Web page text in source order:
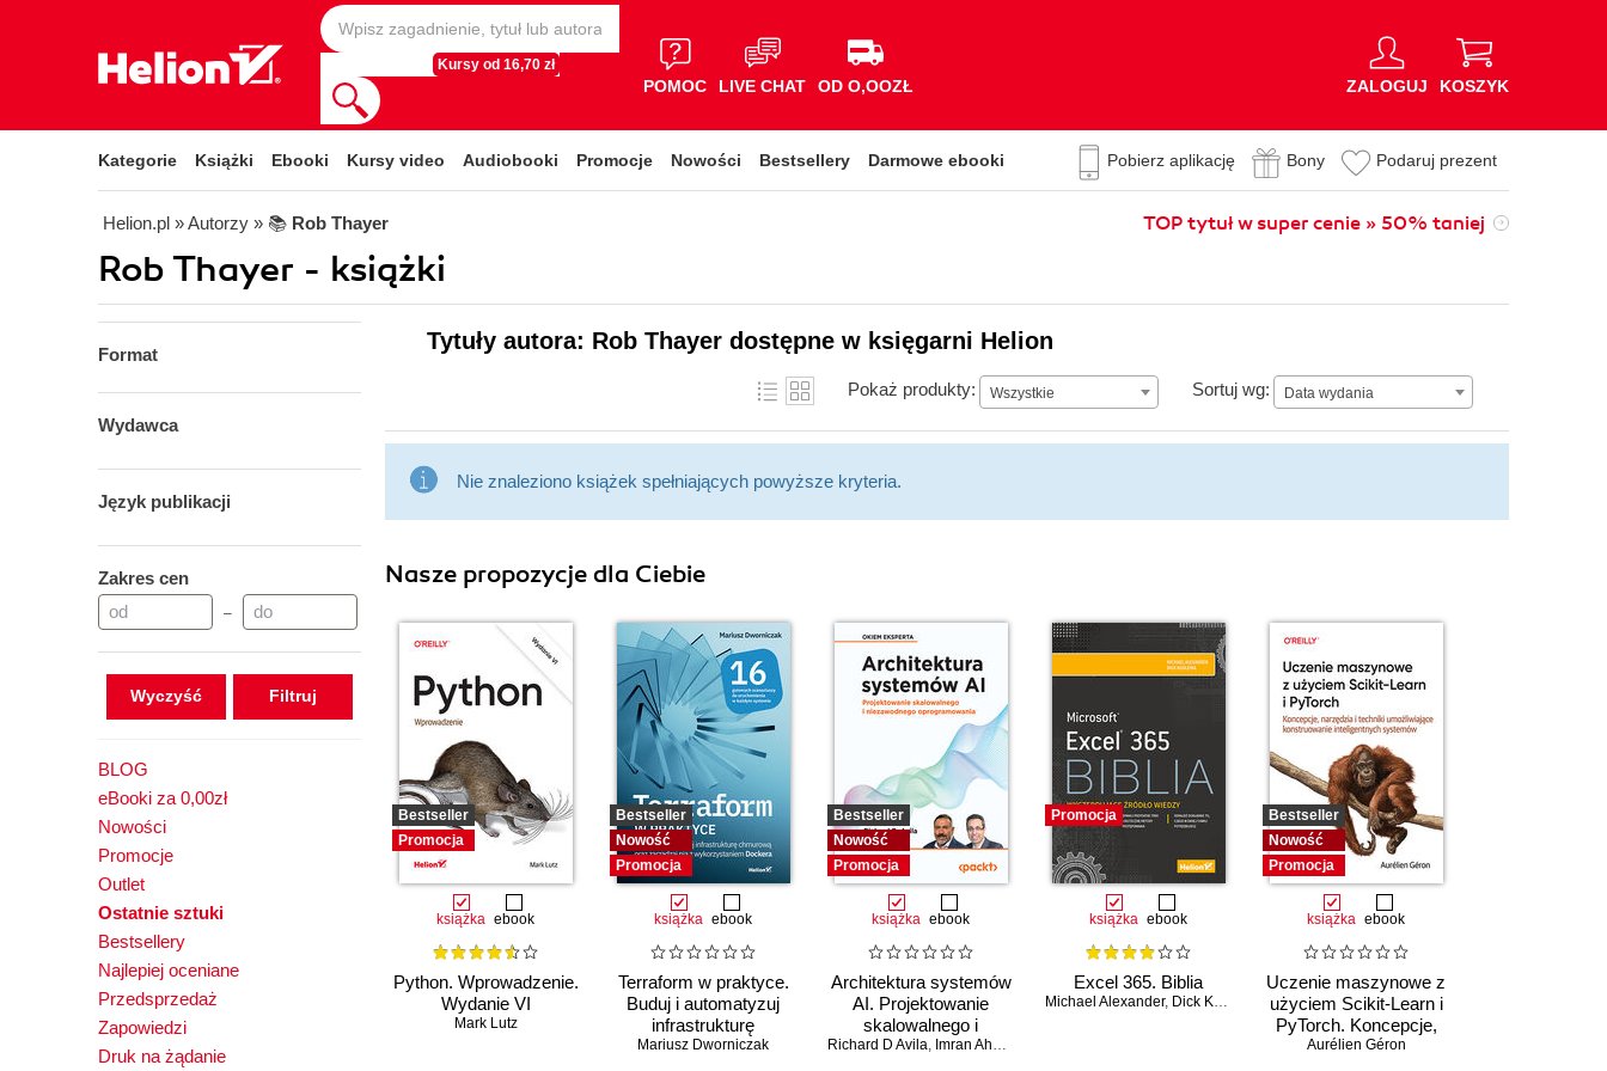
Kursy od 16,70 zł
POMOC LIVE CHAT OD O,OOZŁ ZALOGUJ KOSZYK
Kategorie Książki Ebooki Kursy video Audiobooki Promocje Nowości Bestsellery Darmowe ebooki Pobierz aplikację Bony Podaruj prezent
Helion.pl » Autorzy » 📚 Rob Thayer TOP tytuł w super cenie » 50% taniej
Rob Thayer - książki
Format
Wydawca
Język publikacji
Zakres cen
–
Wyczyść
BLOG
eBooki za 0,00zł
Nowości
Promocje
Outlet
Ostatnie sztuki
Bestsellery
Najlepiej oceniane
Przedsprzedaż
Zapowiedzi
Druk na żądanie
Tytuły autora: Rob Thayer dostępne w księgarni Helion
Pokaż produkty: Wszystkie Sortuj wg: Data wydania
Data wydania
Nie znaleziono książek spełniających powyższe kryteria.
Nasze propozycje dla Ciebie
Bestseller
Promocja
książka ebook
Python. Wprowadzenie.
Wydanie VI
Mark Lutz
Bestseller
Nowość
Promocja
książka ebook
Terraform w praktyce.
Buduj i automatyzuj
infrastrukturę
chmurową oraz
Mariusz Dworniczak
Bestseller
Nowość
Promocja
książka ebook
Architektura systemów
AI. Projektowanie
skalowalnego i
niezawodnego
Richard D Avila, Imran Ahmad
Promocja
książka ebook
Excel 365. Biblia
Michael Alexander, Dick Kusleika
Bestseller
Nowość
Promocja
książka ebook
Uczenie maszynowe z
użyciem Scikit-Learn i
PyTorch. Koncepcje,
narzędzia i techniki
Aurélien Géron